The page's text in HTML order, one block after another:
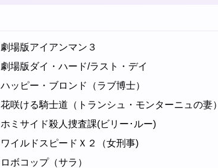
劇場版アイアンマン３
劇場版ダイ・ハード/ラスト・デイ
ハッピー・ブロンド（ラブ博士）
花咲ける騎士道（トランシュ・モンターニュの妻）
ホミサイド殺人捜査課(ビリー･ルー)
ワイルドスピードＸ２（女刑事)
ロボコップ（サラ）